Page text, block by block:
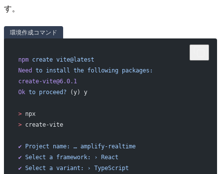
す。
環境作成コマンド
npm create vite@latest
Need
to install the following packages:
create-vite@6.0.1
Ok to proceed? (y) y
> npx
> create-vite
✔ Project name: … amplify-realtime
✔ Select a framework: › React
✔ Select a variant: › TypeScript